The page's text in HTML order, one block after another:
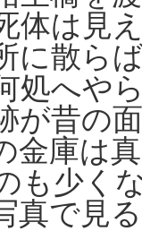
体は見
に散ら
処へや
が昔の
金庫は
も少く
真で見